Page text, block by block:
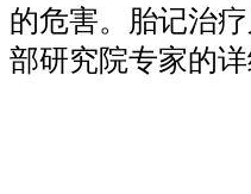
的危害。胎记治
部研究院专家的详